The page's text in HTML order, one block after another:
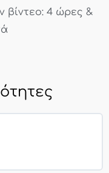
βίντεο: 4 ώρες &